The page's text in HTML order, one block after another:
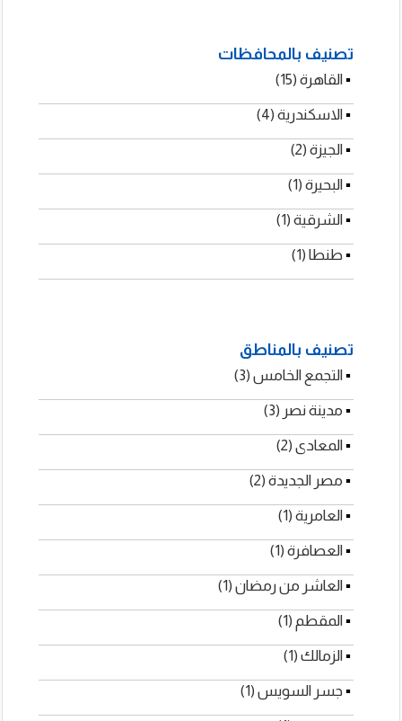
العمومية
العامة
تصنيف بالمحافظات
▪
القاهرة (15)
▪
الاسكندرية (4)
▪
الجيزة (2)
▪
البحيرة (1)
▪
الشرقية (1)
▪
طنطا (1)
تصنيف بالمناطق
▪
التجمع الخامس (3)
▪
مدينة نصر (3)
▪
المعادى (2)
▪
مصر الجديدة (2)
▪
العامرية (1)
▪
العصافرة (1)▪
العاشر من رمضان (1)▪
المقطم (1)▪
الزمالك (1)▪